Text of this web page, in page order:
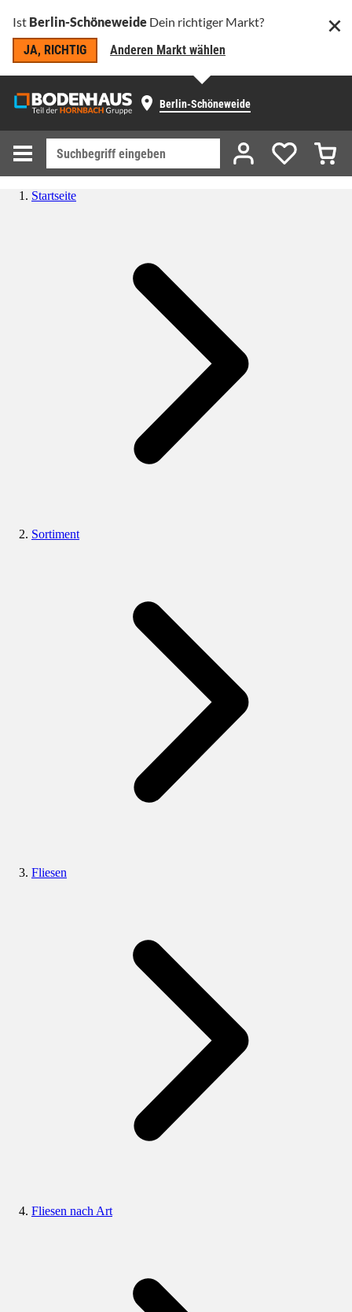
Ist Berlin-Schöneweide Dein richtiger Markt?
JA, RICHTIG
Anderen Markt wählen
Berlin-Schöneweide
Startseite
Sortiment
Fliesen
Fliesen nach Art